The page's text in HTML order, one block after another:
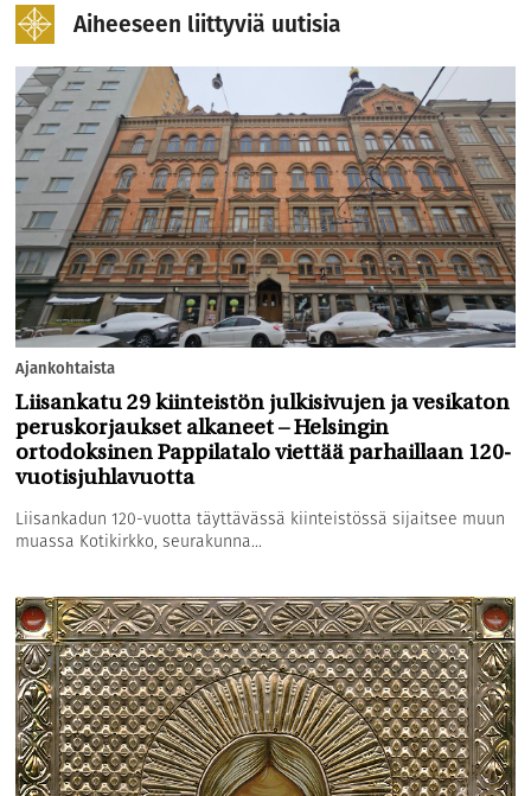
Aiheeseen liittyviä uutisia
Ajankohtaista
Liisankatu 29 kiinteistön julkisivujen ja vesikaton
peruskorjaukset alkaneet – Helsingin
ortodoksinen Pappilatalo viettää parhaillaan 120-
vuotisjuhlavuotta
Liisankadun 120-vuotta täyttävässä kiinteistössä sijaitsee muun
muassa Kotikirkko, seurakunna...